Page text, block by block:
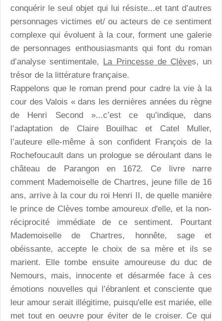
conquérir le seul objet qui lui résiste...et tant d’autres
personnages victimes et/ ou acteurs de ce sentiment
complexe qui évoluent à la cour, forment une galerie
de personnages enthousiasmants qui font du roman
d’analyse sentimentale, La Princesse de Clèves, un
trésor de la littérature française.
Rappelons que le roman prend pour cadre la vie à la
cour des Valois « dans les dernières années du règne
de Henri Second »...c’est ce qu’indique, dans
l’adaptation de Claire Bouilhac et Catel Muller,
l’auteure elle-même à son confident François de la
Rochefoucault dans un prologue se déroulant dans le
château de Parangon en 1672. Ce livre narre
comment Mademoiselle de Chartres, jeune fille de 16
ans, arrive à la cour du roi Henri II, de quelle manière
le prince de Clèves tombe amoureux d'elle, et la non-
réciprocité immédiate de ce sentiment. Pourtant
Mademoiselle de Chartres, honnête, sage et
obéissante, accepte le choix de sa mère et ils se
marient. Elle tombe ensuite amoureuse du duc de
Nemours, mais, innocente et désarmée face à ces
émotions nouvelles qui l’ébranlent et consciente que
leur amour serait illégitime, puisqu'elle est mariée, elle
met tout en oeuvre pour éviter de le croiser. Ce qui